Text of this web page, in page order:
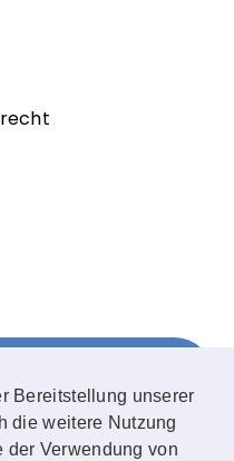
Bereitstellung unserer
die weitere Nutzung
der Verwendung von